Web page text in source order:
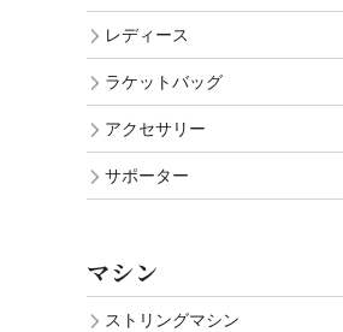
レディース
ラケットバッグ
アクセサリー
サポーター
マシン
ストリングマシン